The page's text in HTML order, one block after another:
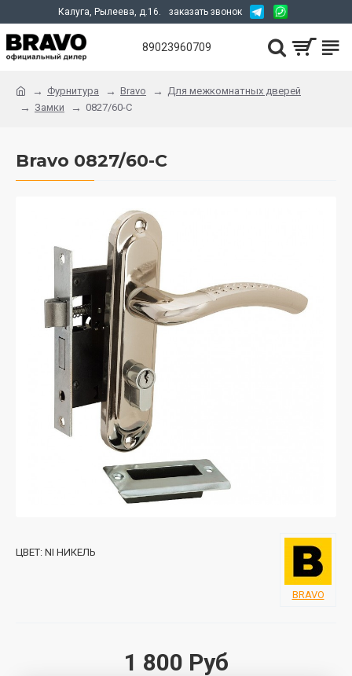
Калуга, Рылеева, д.16. заказать звонок
89023960709
Фурнитура Bravo
Для межкомнатных дверей
Замки
0827/60-C
Bravo 0827/60-C
1 800 Руб
ЦВЕТ: NI НИКЕЛЬ
BRAVO